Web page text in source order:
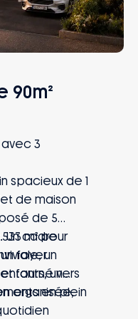
90m²
avec 3
spacieux de 1
de maison
de 5
Un cadre
foyer
tourné vers
m² pour
un
un
en plein
organisée,